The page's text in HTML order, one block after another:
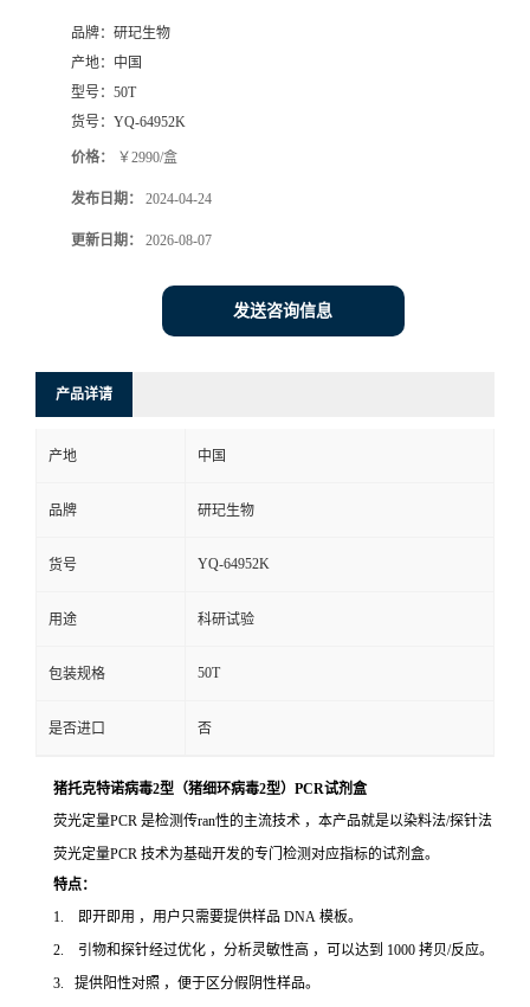
品牌： 研玘生物
产地： 中国
型号： 50T
货号： YQ-64952K
价格： ￥2990/盒
发布日期： 2024-04-24
更新日期： 2026-08-07
发送咨询信息
产品详请
产地 中国
品牌 研玘生物
货号 YQ-64952K
用途 科研试验
包装规格 50T
是否进口 否
猪托克特诺病毒2型（猪细环病毒2型）PCR试剂盒
荧光定量PCR 是检测传ran性的主流技术 ，本产品就是以染料法/探针法
荧光定量PCR 技术为基础开发的专门检测对应指标的试剂盒。
特点：
1. 即开即用 ，用户只需要提供样品 DNA 模板。
2. 引物和探针经过优化 ，分析灵敏性高 ，可以达到 1000 拷贝/反应。
3. 提供阳性对照 ，便于区分假阴性样品。